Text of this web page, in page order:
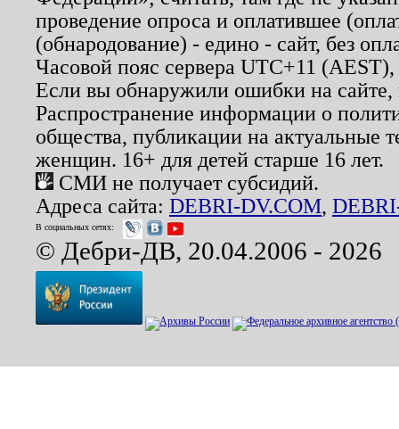
проведение опроса и оплатившее
(обнародование) - едино - сайт, без
Часовой пояс сервера UTC+11
Если вы обнаружили ошибки на
Распространение информации о
общества, публикации на актуальные
женщин. 16+ для детей старше 16 лет.
СМИ не получает субсидий.
Адреса сайта: DEBRI-DV.COM,
В социальных сетях:
© Дебри-ДВ, 20.04.2006 - 2026